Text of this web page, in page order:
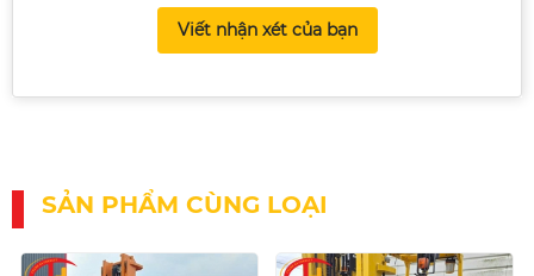
Viết nhận xét của bạn
SẢN PHẨM CÙNG LOẠI